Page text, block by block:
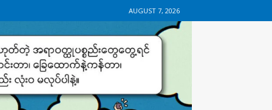
AUGUST 7, 2026